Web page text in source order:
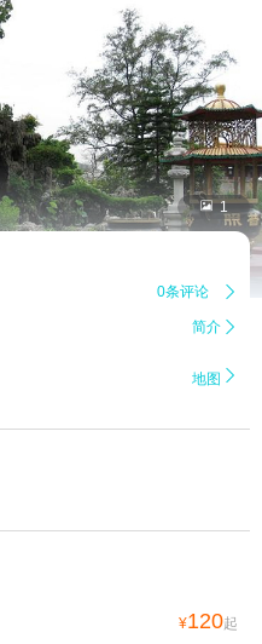
 1
0条评论 
简介 
地图 
¥120起